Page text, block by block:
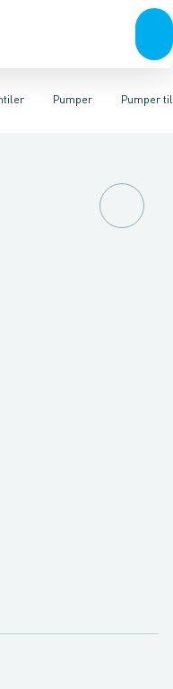
Tanke,
Pumpertil sortPumper
Pumper til sort